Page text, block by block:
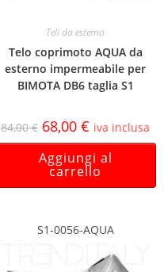
Teli da esterno
Telo coprimoto AQUA da
esterno impermeabile per
BIMOTA DB6 taglia S1
84,00€ 68,00 € iva inclusa
Aggiungi al
carrello
S1-0056-AQUA